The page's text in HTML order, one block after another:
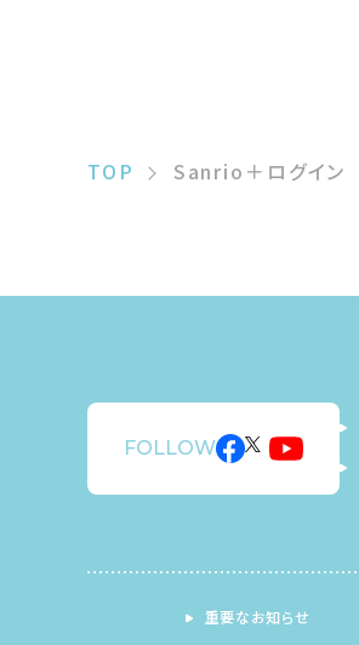
TOP Sanrio＋ログイン
FOLLOW
重要なお知らせ